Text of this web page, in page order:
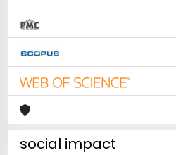
social impact